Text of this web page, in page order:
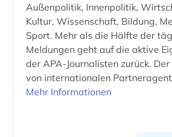
gedenktag (1)
geisteswissenschaften (6)
geowissenschaften (1)
Außenpolitik, Innenpolitik,
Kultur, Wissenschaft, Bildung,
Sport. Mehr als die Hälfte der
Meldungen geht auf die aktive
der APA-Journalisten zurück.
von internationalen
Mehr Informationen